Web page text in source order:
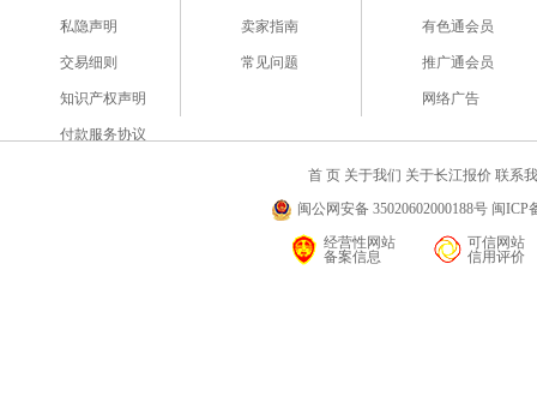
私隐声明
交易细则
知识产权声明
付款服务协议
卖家指南
常见问题
有色通会员
推广通会员
网络广告
首 页 关于我们 关于长江报价 联系
闽公网安备 35020602000188号 闽ICP
经营性网站
备案信息
可信网站
信用评价